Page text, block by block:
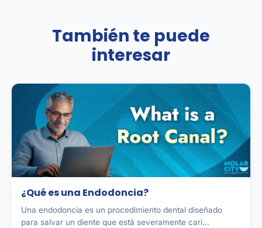
También te puede
interesar
¿Qué es una Endodoncia?
Una endodoncia es un procedimiento dental diseñado
para salvar un diente que está severamente cari...